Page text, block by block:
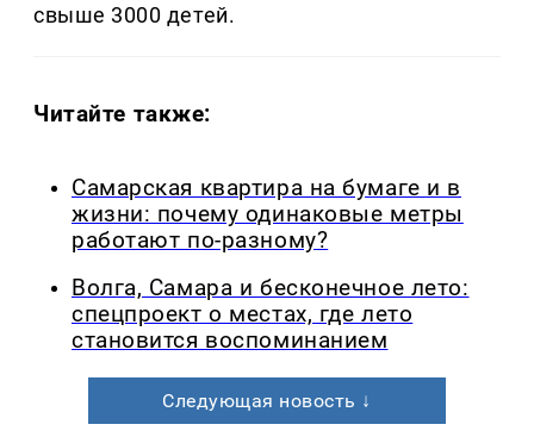
свыше 3000 детей.
Читайте также:
Самарская квартира на бумаге и в
жизни: почему одинаковые метры
работают по-разному?
Волга, Самара и бесконечное лето:
спецпроект о местах, где лето
становится воспоминанием
Следующая новость ↓